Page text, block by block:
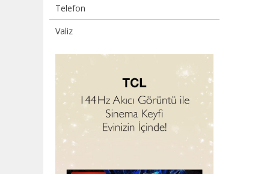
Telefon
Valiz